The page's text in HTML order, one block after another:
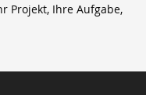
Projekt, Ihre Aufgabe,